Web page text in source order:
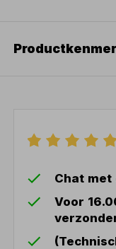
Chat met
Voor